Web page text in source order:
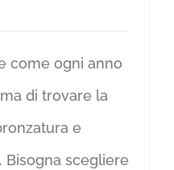
come ogni anno
di trovare la
e
Bisogna scegliere